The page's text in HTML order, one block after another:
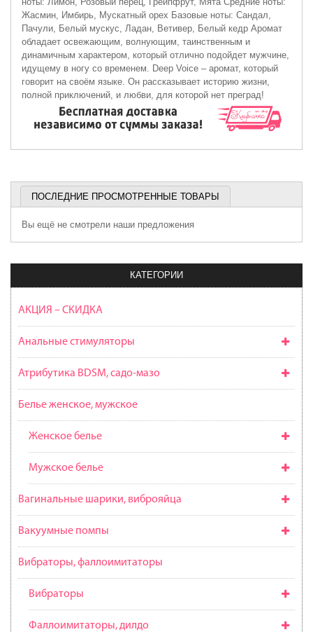
Жасмин, Имбирь, Мускатный орех Базовые ноты: Сандал,
Пачули, Белый мускус, Ладан, Ветивер, Белый кедр Аромат
обладает освежающим, волнующим, таинственным и
динамичным характером, который отлично подойдет мужчине,
идущему в ногу со временем. Deep Voice – аромат, который
говорит на своём языке. Он рассказывает историю жизни,
полной приключений, и любви, для которой нет преград!
ПОСЛЕДНИЕ ПРОСМОТРЕННЫЕ ТОВАРЫ
Вы ещё не смотрели наши предложения
КАТЕГОРИИ
АКЦИЯ – СКИДКА
Анальные стимуляторы
Атрибутика BDSM, садо-мазо
Белье женское, мужское
Женское белье
Мужское белье
Вагинальные шарики, виброяйца
Вакуумные помпы
Вибраторы, фаллоимитаторы
Вибраторы
Фаллоимитаторы, дилдо